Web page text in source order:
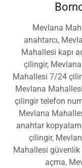
Mevlana
anahtarcı,
Mahallesi kapı
çilingir,
Mahallesi 7/24
Mevlana
çilingir telefon
Mevlana
anahtar
çilingir,
Mahallesi